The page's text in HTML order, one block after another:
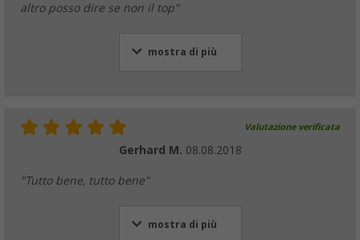
altro posso dire se non il top"
mostra di più
Valutazione verificata
Gerhard M. 08.08.2018
"Tutto bene, tutto bene"
mostra di più